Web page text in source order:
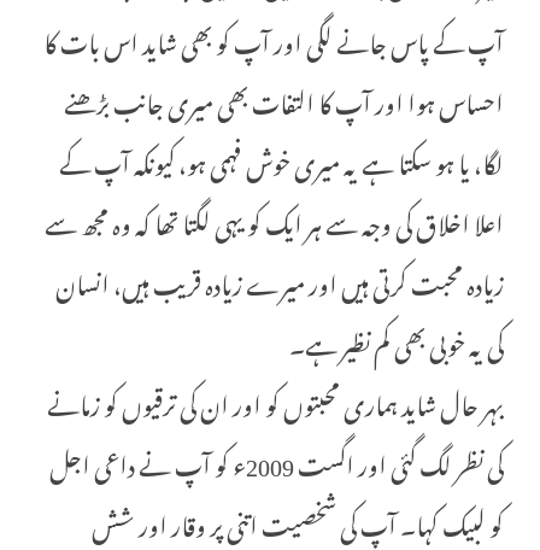
آپ کے پاس جانے لگی اور آپ کو بھی شاید اس بات کا
احساس ہوا اور آپ کا التفات بھی میری جانب بڑھنے
لگا، یا ہو سکتا ہے یہ میری خوش فہمی ہو، کیونکہ آپ کے
اعلا اخلاق کی وجہ سے ہر ایک کو یہی لگتا تھا کہ وہ مجھ سے
زیادہ محبت کرتی ہیں اور میرے زیادہ قریب ہیں، انسان
کی یہ خوبی بھی کم نظیر ہے۔
بہر حال شاید ہماری محبتوں کو اور ان کی ترقیوں کو زمانے
کی نظر لگ گئی اور اگست 2009ء کو آپ نے داعی اجل
کو لبیک کہا۔ آپ کی شخصیت اتنی پر وقار اور شش